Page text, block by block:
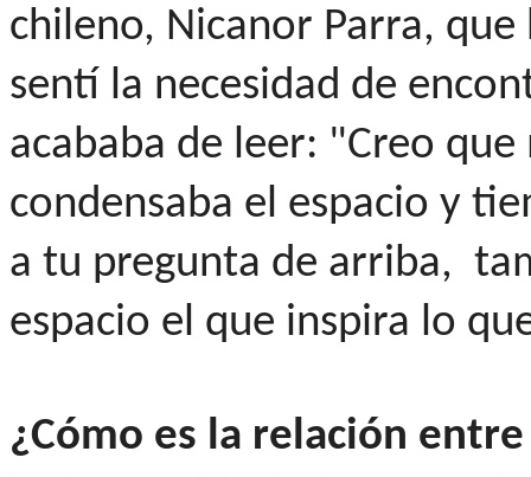
chileno, Nicanor Parra,
sentí la necesidad de
acababa de leer: "Creo
condensaba el espacio y
a tu pregunta de arriba,
espacio el que inspira lo
¿Cómo es la relación